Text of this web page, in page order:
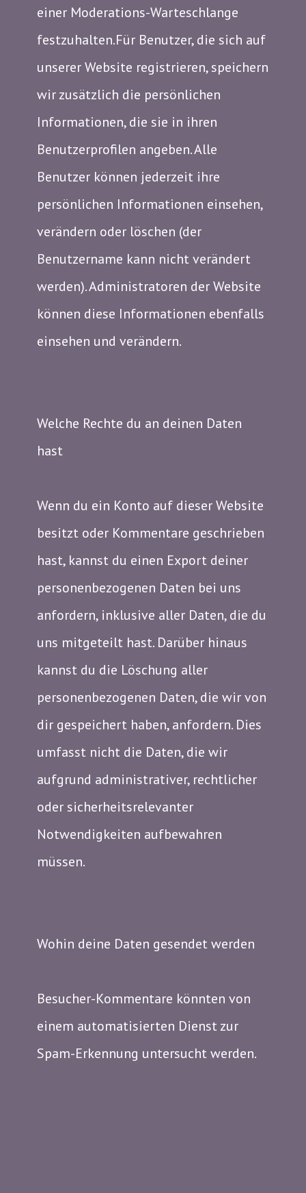
einer Moderations-Warteschlange
festzuhalten.Für Benutzer, die sich auf
unserer Website registrieren, speichern
wir zusätzlich die persönlichen
Informationen, die sie in ihren
Benutzerprofilen angeben. Alle
Benutzer können jederzeit ihre
persönlichen Informationen einsehen,
verändern oder löschen (der
Benutzername kann nicht verändert
werden). Administratoren der Website
können diese Informationen ebenfalls
einsehen und verändern.
Welche Rechte du an deinen Daten
hast
Wenn du ein Konto auf dieser Website
besitzt oder Kommentare geschrieben
hast, kannst du einen Export deiner
personenbezogenen Daten bei uns
anfordern, inklusive aller Daten, die du
uns mitgeteilt hast. Darüber hinaus
kannst du die Löschung aller
personenbezogenen Daten, die wir von
dir gespeichert haben, anfordern. Dies
umfasst nicht die Daten, die wir
aufgrund administrativer, rechtlicher
oder sicherheitsrelevanter
Notwendigkeiten aufbewahren
müssen.
Wohin deine Daten gesendet werden
Besucher-Kommentare könnten von
einem automatisierten Dienst zur
Spam-Erkennung untersucht werden.